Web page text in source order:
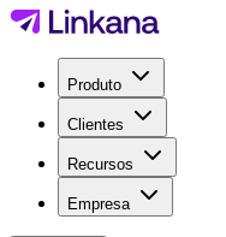
Produto
Clientes
Recursos
Empresa